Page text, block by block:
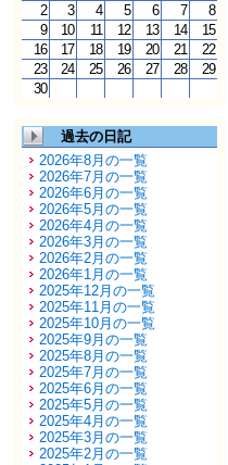
2
3 4 5 6 7
8
9
10 11 12 13 14
15
16
17 18 19 20 21
22
23
24 25 26 27 28
29
30
過去の日記
2026年8月の一覧
2026年7月の一覧
2026年6月の一覧
2026年5月の一覧
2026年4月の一覧
2026年3月の一覧
2026年2月の一覧
2026年1月の一覧
2025年12月の一覧
2025年11月の一覧
2025年10月の一覧
2025年9月の一覧
2025年8月の一覧
2025年7月の一覧
2025年6月の一覧
2025年5月の一覧
2025年4月の一覧
2025年3月の一覧
2025年2月の一覧